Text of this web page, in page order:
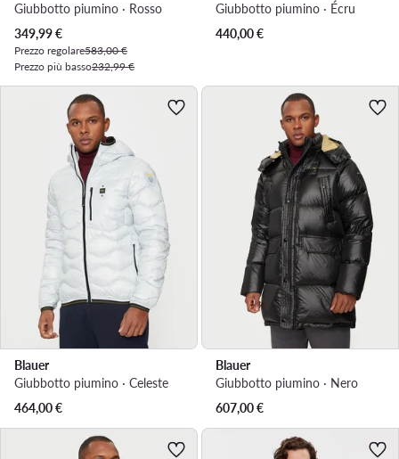
Giubbotto piumino · Rosso
Prezzo attuale
349,99€
Prezzo regolare583,00 €
Prezzo più basso232,99 €
Giubbotto piumino · Écru
440,00€
Blauer
Giubbotto piumino · Celeste
464,00€
Blauer
Giubbotto piumino · Nero
607,00€